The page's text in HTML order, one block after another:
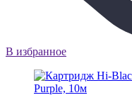
В избранное